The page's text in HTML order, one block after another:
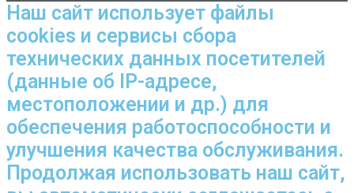
Наш сайт использует файлы
cookies и сервисы сбора
технических данных посетителей
(данные об IP-адресе,
местоположении и др.) для
обеспечения работоспособности и
улучшения качества обслуживания.
Продолжая использовать наш сайт,